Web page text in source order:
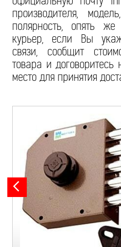
производителя,
полярность, опять
курьер, если Вы
связи, сообщит
товара и
место для принятия